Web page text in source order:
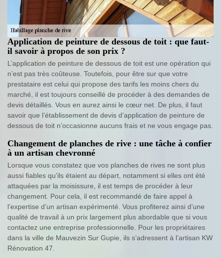
Application de peinture de dessous de toit : que faut-
il savoir à propos de son prix ?
L’application de peinture de dessous de toit est une opération qui
n’est pas très coûteuse. Toutefois, pour être sur que votre
prestataire est celui qui propose des tarifs les moins chers du
marché, il est toujours conseillé de procéder à des demandes de
devis détaillés. Vous en aurez ainsi le cœur net. De plus, il faut
savoir que l’établissement de devis d’application de peinture de
dessous de toit n’occasionne aucuns frais et ne vous engage pas.
Changement de planches de rive : une tâche à confier
à un artisan chevronné
Lorsque vous constatez que vos planches de rives ne sont plus
aussi fiables qu’ils étaient au départ, notamment si elles ont été
attaquées par la moisissure, il est temps de procéder à leur
changement. Pour cela, il est recommandé de faire appel à
l’expertise d’un artisan expérimenté. Vous profiterez ainsi d’une
qualité de travail à un prix largement plus abordable que si vous
contactez une entreprise professionnelle. Pour les propriétaires
dans la ville de Mauvezin Sur Gupie, ils s’adressent à l’artisan KW
Rénovation 47.